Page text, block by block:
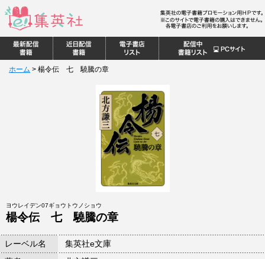
ホーム > 楊令伝 七 驍騰の章
ヨウレイデン07ギョウトウノショウ
楊令伝 七 驍騰の章
レーベル名
集英社e文庫